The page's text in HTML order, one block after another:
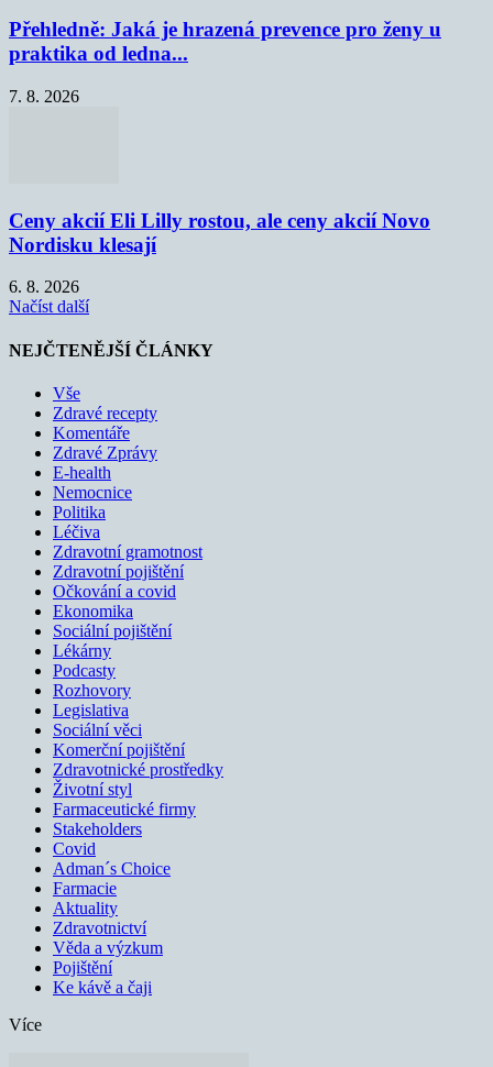
Přehledně: Jaká je hrazená prevence pro ženy u
praktika od ledna...
7. 8. 2026
Ceny akcií Eli Lilly rostou, ale ceny akcií Novo
Nordisku klesají
6. 8. 2026
Načíst další
NEJČTENĚJŠÍ ČLÁNKY
Vše
Zdravé recepty
Komentáře
Zdravé Zprávy
E-health
Nemocnice
Politika
Léčiva
Zdravotní gramotnost
Zdravotní pojištění
Očkování a covid
Ekonomika
Sociální pojištění
Lékárny
Podcasty
Rozhovory
Legislativa
Sociální věci
Komerční pojištění
Zdravotnické prostředky
Životní styl
Farmaceutické firmy
Stakeholders
Covid
Adman´s Choice
Farmacie
Aktuality
Zdravotnictví
Věda a výzkum
Pojištění
Ke kávě a čaji
Více